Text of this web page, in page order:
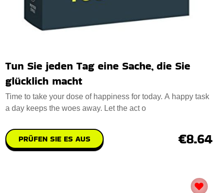
Tun Sie jeden Tag eine Sache, die Sie
glücklich macht
Time to take your dose of happiness for today. A happy task
a day keeps the woes away. Let the act o
PRÜFEN SIE ES AUS €8.64